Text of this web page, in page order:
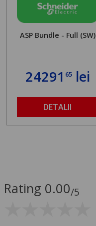
ASP Bundle - Full (SW)
24291 65lei
DETALII
Rating 0.00/5